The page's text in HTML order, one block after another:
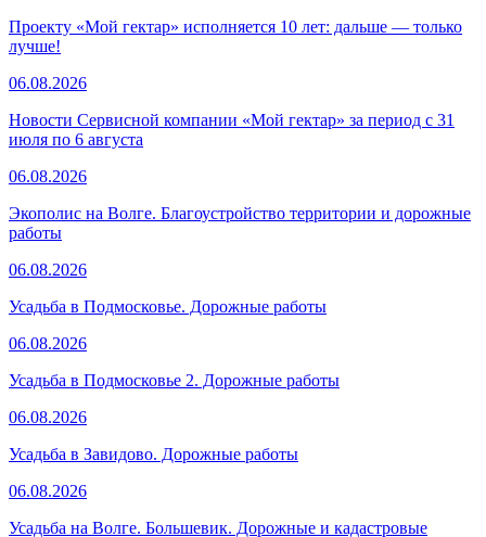
Проекту «Мой гектар» исполняется 10 лет: дальше — только
лучше!
06.08.2026
Новости Сервисной компании «Мой гектар» за период с 31
июля по 6 августа
06.08.2026
Экополис на Волге. Благоустройство территории и дорожные
работы
06.08.2026
Усадьба в Подмосковье. Дорожные работы
06.08.2026
Усадьба в Подмосковье 2. Дорожные работы
06.08.2026
Усадьба в Завидово. Дорожные работы
06.08.2026
Усадьба на Волге. Большевик. Дорожные и кадастровые